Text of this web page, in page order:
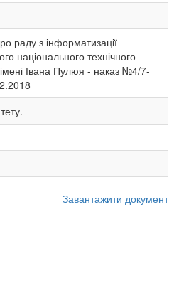
раду з інформатизації
національного технічного
імені Івана Пулюя - наказ №4/7-
Завантажити документ